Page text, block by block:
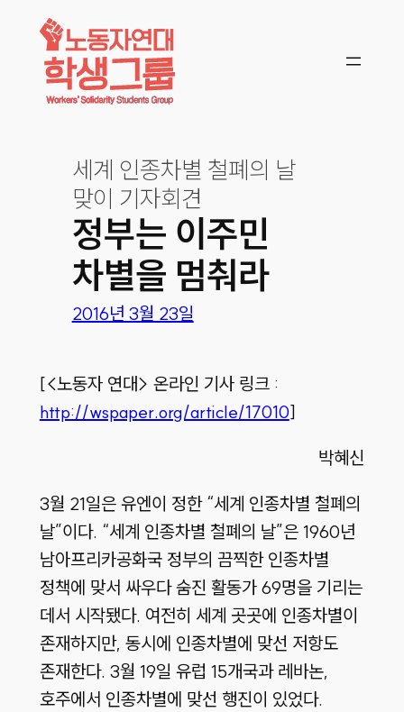
콘텐츠로
바로가기
세계 인종차별 철폐의 날
맞이 기자회견
정부는 이주민
차별을 멈춰라
2016년 3월 23일
[<노동자 연대> 온라인 기사 링크 :
http://wspaper.org/article/17010]
박혜신
3월 21일은 유엔이 정한 “세계 인종차별 철폐의
날”이다. “세계 인종차별 철폐의 날”은 1960년
남아프리카공화국 정부의 끔찍한 인종차별
정책에 맞서 싸우다 숨진 활동가 69명을 기리는
데서 시작됐다. 여전히 세계 곳곳에 인종차별이
존재하지만, 동시에 인종차별에 맞선 저항도
존재한다. 3월 19일 유럽 15개국과 레바논,
호주에서 인종차별에 맞선 행진이 있었다.